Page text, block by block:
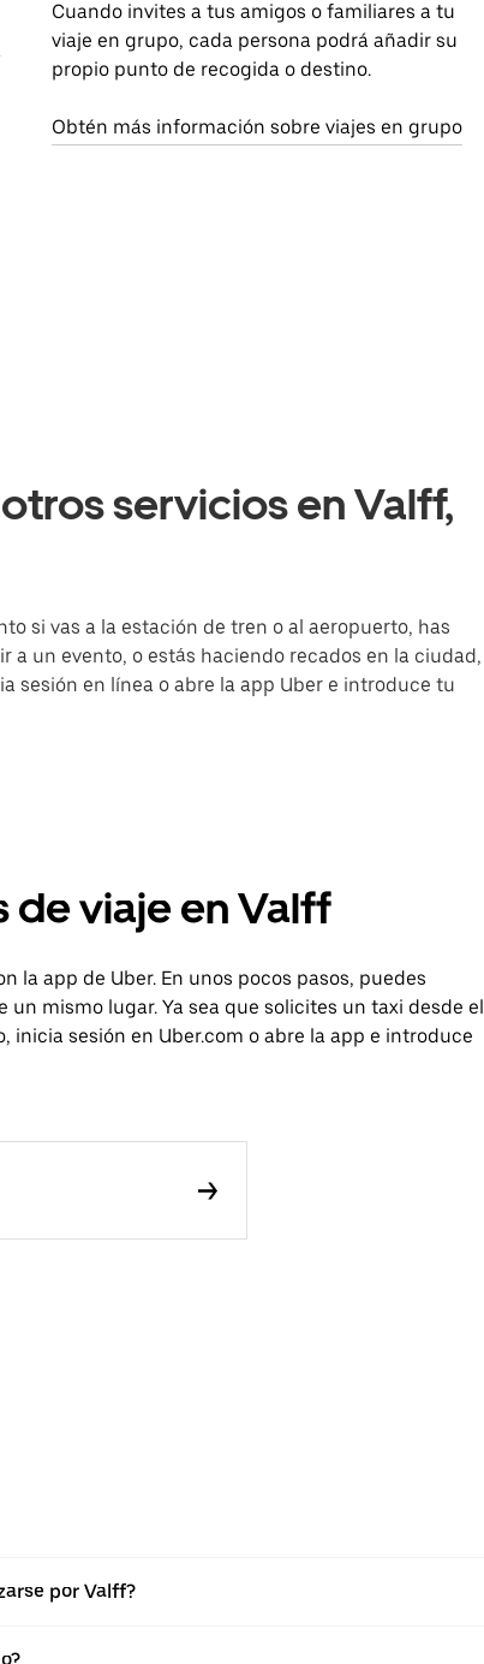
Cuando invites a tus amigos o familiares a tu
viaje en grupo, cada persona podrá añadir su
propio punto de recogida o destino.
Obtén más información sobre viajes en grupo
servicios en Valff,
si vas a la estación de tren o al aeropuerto, has
a un evento, o estás haciendo recados en la ciudad,
sesión en línea o abre la app Uber e introduce tu
de viaje en Valff
la app de Uber. En unos pocos pasos, puedes
mismo lugar. Ya sea que solicites un taxi desde el
sesión en Uber.com o abre la app e introduce
por Valff?